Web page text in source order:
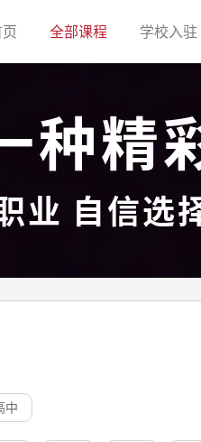
(current)全部课程(current)学校入驻
种精
业 自信选
中